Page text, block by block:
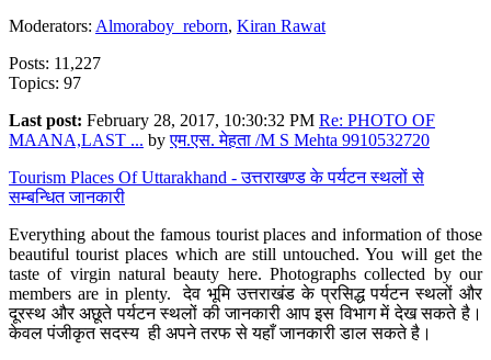
Moderators: Almoraboy_reborn, Kiran Rawat
Posts: 11,227
Topics: 97
Last post: February 28, 2017, 10:30:32 PM Re: PHOTO OF
MAANA,LAST ... byएम.एस. मेहता /M S Mehta 9910532720
Tourism Places Of Uttarakhand - उत्तराखण्ड के पर्यटन स्थलों से
सम्बन्धित जानकारी
Everything about the famous tourist places and information of those
beautiful tourist places which are still untouched. You will get the
taste of virgin natural beauty here. Photographs collected by our
members are in plenty. देव भूमि उत्तराखंड के प्रसिद्ध पर्यटन स्थलों और
दूरस्थ और अछूते पर्यटन स्थलों की जानकारी आप इस विभाग में देख सकते है।
केवल पंजीकृत सदस्य ही अपने तरफ से यहाँ जानकारी डाल सकते है।